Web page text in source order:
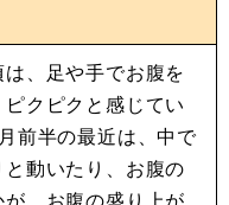
、足や手でお腹を
クピクと感じてい
前半の最近は、中で
動いたり、お腹の